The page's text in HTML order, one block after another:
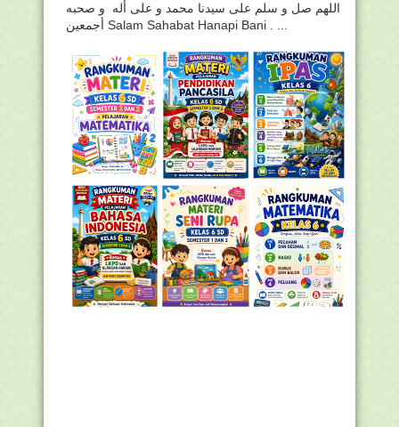
اللهم صل و سلم على سيدنا محمد و على أله و صحبه
أجمعين Salam Sahabat Hanapi Bani . ...